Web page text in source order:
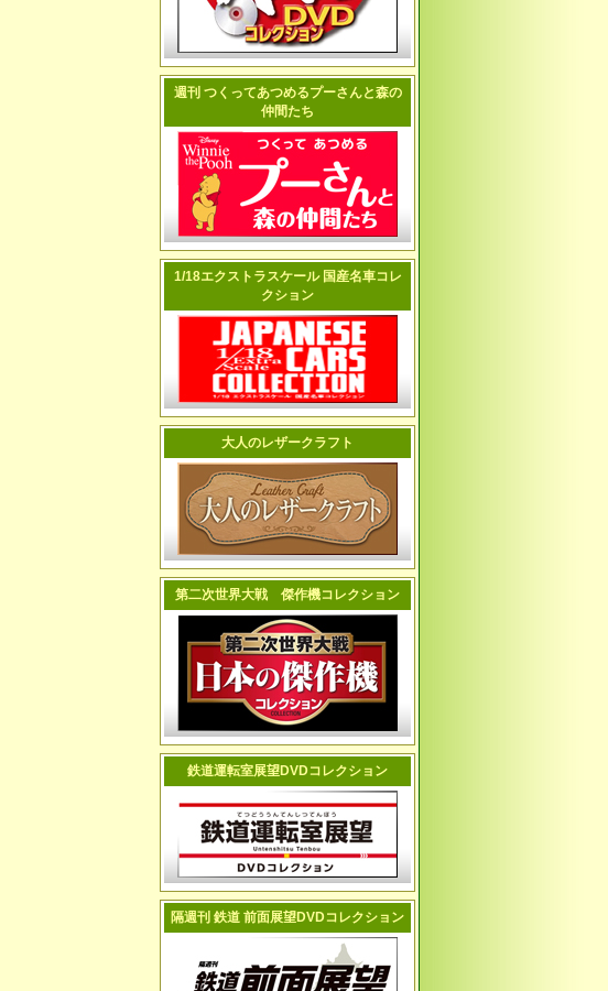
週刊 つくってあつめるプーさんと森の
仲間たち
1/18エクストラスケール 国産名車コレ
クション
大人のレザークラフト
第二次世界大戦 傑作機コレクション
鉄道運転室展望DVDコレクション
隔週刊 鉄道 前面展望DVDコレクション